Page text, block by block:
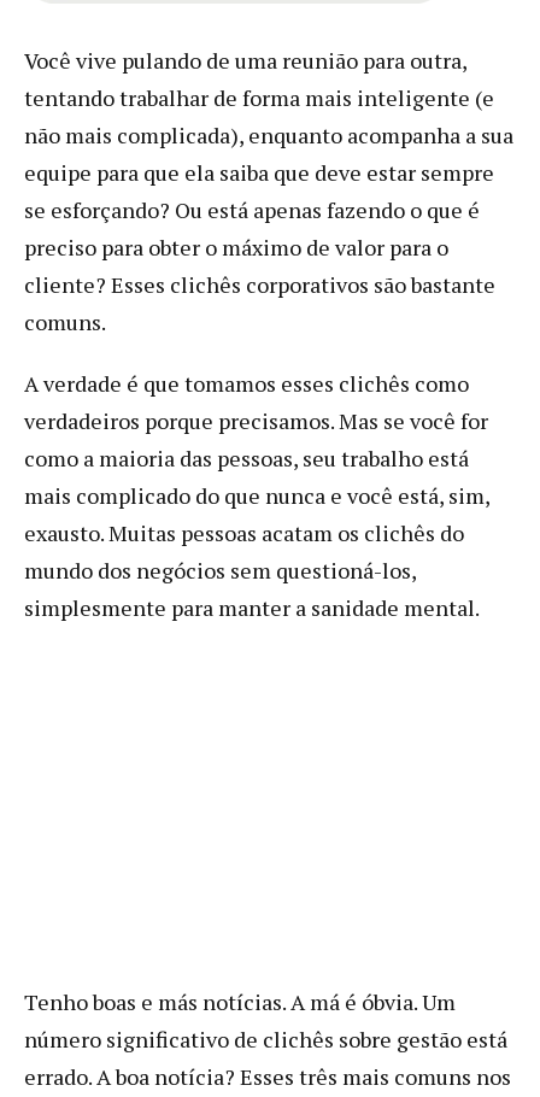
Você vive pulando de uma reunião para outra,
tentando trabalhar de forma mais inteligente (e
não mais complicada), enquanto acompanha a sua
equipe para que ela saiba que deve estar sempre
se esforçando? Ou está apenas fazendo o que é
preciso para obter o máximo de valor para o
cliente? Esses clichês corporativos são bastante
comuns.
A verdade é que tomamos esses clichês como
verdadeiros porque precisamos. Mas se você for
como a maioria das pessoas, seu trabalho está
mais complicado do que nunca e você está, sim,
exausto. Muitas pessoas acatam os clichês do
mundo dos negócios sem questioná-los,
simplesmente para manter a sanidade mental.
Tenho boas e más notícias. A má é óbvia. Um
número significativo de clichês sobre gestão está
errado. A boa notícia? Esses três mais comuns nos